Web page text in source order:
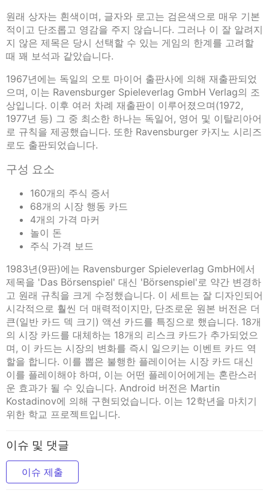
원래 상자는 흰색이며, 글자와 로고는 검은색으로 매우 기본
적이고 단조롭고 영감을 주지 않습니다. 그러나 이 잘 알려지
지 않은 제목은 당시 선택할 수 있는 게임의 한계를 고려할
때 꽤 보석과 같았습니다.
1967년에는 독일의 오토 마이어 출판사에 의해 재출판되었
으며, 이는 Ravensburger Spieleverlag GmbH Verlag의 조
상입니다. 이후 여러 차례 재출판이 이루어졌으며(1972,
1977년 등) 그 중 최소한 하나는 독일어, 영어 및 이탈리아어
로 규칙을 제공했습니다. 또한 Ravensburger 카지노 시리즈
로도 출판되었습니다.
구성 요소
160개의 주식 증서
68개의 시장 행동 카드
4개의 가격 마커
놀이 돈
주식 가격 보드
1983년(9판)에는 Ravensburger Spieleverlag GmbH에서
제목을 'Das Börsenspiel' 대신 'Börsenspiel'로 약간 변경하
고 원래 규칙을 크게 수정했습니다. 이 세트는 잘 디자인되어
시각적으로 훨씬 더 매력적이지만, 단조로운 원본 버전은 더
큰(일반 카드 덱 크기) 액션 카드를 특징으로 했습니다. 18개
의 시장 카드를 대체하는 18개의 리스크 카드가 추가되었으
며, 이 카드는 시장의 변화를 즉시 일으키는 이벤트 카드 역
할을 합니다. 이를 뽑은 불행한 플레이어는 시장 카드 대신
이를 플레이해야 하며, 이는 어떤 플레이어에게는 혼란스러
운 효과가 될 수 있습니다. Android 버전은 Martin
Kostadinov에 의해 구현되었습니다. 이는 12학년을 마치기
위한 학교 프로젝트입니다.
이슈 및 댓글
이슈 제출